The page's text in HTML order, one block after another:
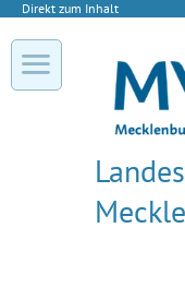
Direkt zum Inhalt